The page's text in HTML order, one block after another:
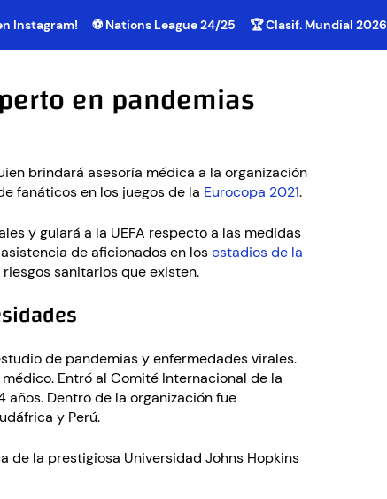
Instagram! ⚽ Nations League 24/25 🏆 Clasif. Mundial 2026
en pandemias
brindará asesoría médica a la organización
fanáticos en los juegos de la Eurocopa 2021.
y guiará a la UEFA respecto a las medidas
de aficionados en losestadios de la
sanitarios que existen.
de pandemias y enfermedades virales.
Entró al Comité Internacional de la
años. Dentro de la organización fue
y Perú.
de la prestigiosa Universidad Johns Hopkins